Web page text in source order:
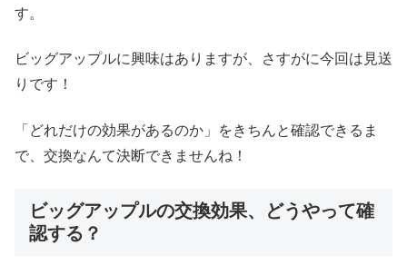
す。
ビッグアップルに興味はありますが、さすがに今回は見送
りです！
「どれだけの効果があるのか」をきちんと確認できるま
で、交換なんて決断できませんね！
ビッグアップルの交換効果、どうやって確
認する？